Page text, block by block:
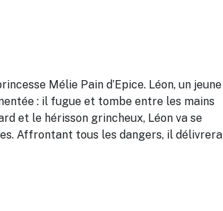
Mélie Pain d’Epice. Léon, un jeune
: il fugue et tombe entre les mains
et le hérisson grincheux, Léon va se
Affrontant tous les dangers, il délivrera